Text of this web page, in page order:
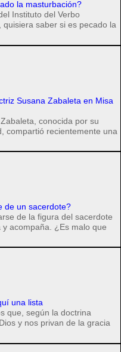
la masturbación?
Instituto del Verbo
saber si es pecado la
Susana Zabaleta en Misa
conocida por su
compartió recientemente una
de un sacerdote?
de la figura del sacerdote
acompaña. ¿Es malo que
una lista
que, según la doctrina
y nos privan de la gracia